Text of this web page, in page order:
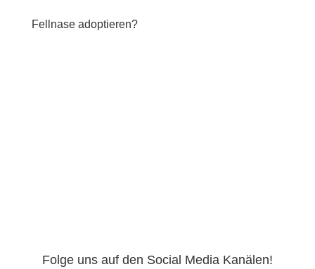
Fellnase adoptieren?
Folge uns auf den Social Media Kanälen!